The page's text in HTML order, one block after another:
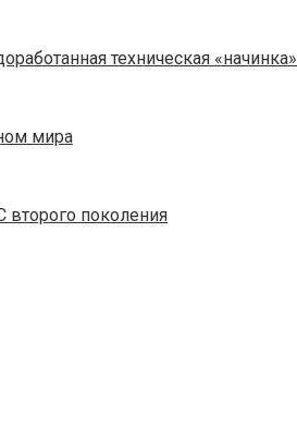
техническая «начинка»
мира
второго поколения